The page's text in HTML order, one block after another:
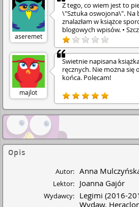
aseremet
Z tego, co wiem jest to
\"Sztuka oswojona\". Na
znalazłam w książce
blogowych wpisów. •
czegoś ciekawszego i
rękodzieła. Wg mnie
mógłby być nieco
mi się też płytki opis
rozdziale, a czasem
lub wręcz wykluczające
z ich często prostackimi
Niewątpliwą zaletą tej
jednak nie polecam. •
majlot
Świetnie napisana
ręcznych. Nie można się
końca. Polecam!
Opis
Autor: Anna
Lektor: Joanna Gajór
Wydawcy: Legimi (2016-
Wydaw.